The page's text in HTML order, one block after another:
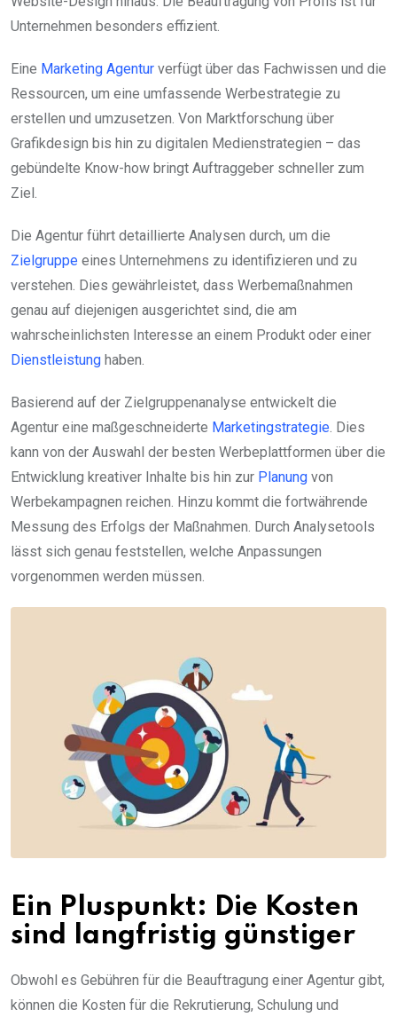
Unternehmen besonders effizient.
Eine Marketing Agentur verfügt über das Fachwissen und die
Ressourcen, um eine umfassende Werbestrategie zu
erstellen und umzusetzen. Von Marktforschung über
Grafikdesign bis hin zu digitalen Medienstrategien – das
gebündelte Know-how bringt Auftraggeber schneller zum
Ziel.
Die Agentur führt detaillierte Analysen durch, um die
Zielgruppe eines Unternehmens zu identifizieren und zu
verstehen. Dies gewährleistet, dass Werbemaßnahmen
genau auf diejenigen ausgerichtet sind, die am
wahrscheinlichsten Interesse an einem Produkt oder einer
Dienstleistung haben.
Basierend auf der Zielgruppenanalyse entwickelt die
Agentur eine maßgeschneiderte Marketingstrategie. Dies
kann von der Auswahl der besten Werbeplattformen über die
Entwicklung kreativer Inhalte bis hin zur Planung von
Werbekampagnen reichen. Hinzu kommt die fortwährende
Messung des Erfolgs der Maßnahmen. Durch Analysetools
lässt sich genau feststellen, welche Anpassungen
vorgenommen werden müssen.
Ein Pluspunkt: Die Kosten
sind langfristig günstiger
Obwohl es Gebühren für die Beauftragung einer Agentur gibt,
können die Kosten für die Rekrutierung, Schulung und